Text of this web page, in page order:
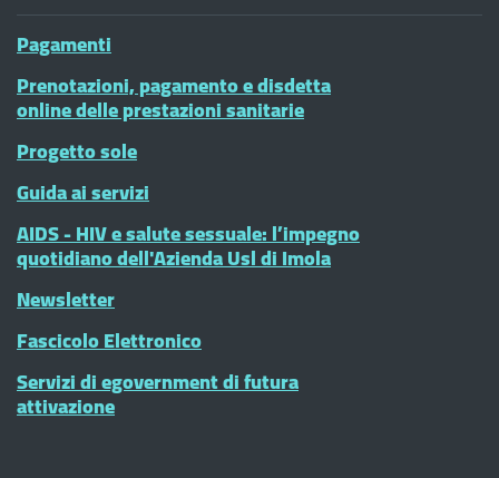
Pagamenti
Prenotazioni, pagamento e disdetta
online delle prestazioni sanitarie
Progetto sole
Guida ai servizi
AIDS - HIV e salute sessuale: l’impegno
quotidiano dell'Azienda Usl di Imola
Newsletter
Fascicolo Elettronico
Servizi di egovernment di futura
attivazione